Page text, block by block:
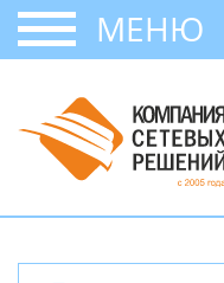
МЕНЮ